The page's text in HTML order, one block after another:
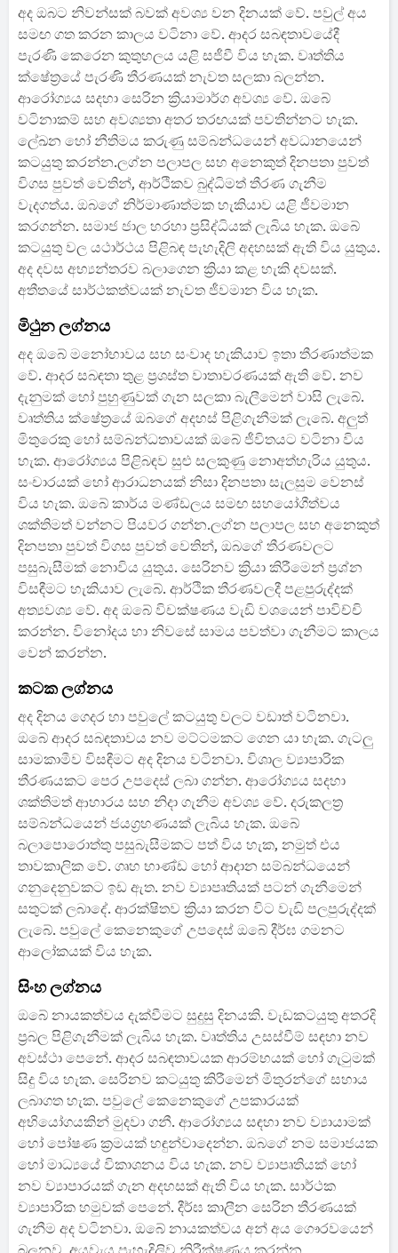
අද ඔබට නිවන්සක් බවක් අවශ්‍ය වන දිනයක් වේ. පවුල් අය
සමඟ ගත කරන කාලය වටිනා වේ. ආදර සබඳතාවයේදී
පැරණි කෙරෙන කුතුහලය යළි සජීවී විය හැක. වෘත්තිය
ක්ෂේත්‍රයේ පැරණි තීරණයක් නැවත සලකා බලන්න.
ආරෝග්‍යය සදහා සෙරින ක්‍රියාමාර්ග අවශ්‍ය වේ. ඔබේ
වටිනාකම් සහ අවශ්‍යතා අතර තරඟයක් පවතින්නට හැක.
ලේඛන හෝ නීතිමය කරුණු සම්බන්ධයෙන් අවධානයෙන්
කටයුතු කරන්න.ලග්න පලාපල සහ අනෙකුත් දිනපතා පුවත්
විගස පුවත් වෙතින්, ආර්ථිකව බුද්ධිමත් තීරණ ගැනීම
වැදගත්ය. ඔබගේ නිර්මාණාත්මක හැකියාව යළි ජීවමාන
කරගන්න. සමාජ ජාල හරහා ප්‍රසිද්ධියක් ලැබිය හැක. ඔබේ
කටයුතු වල යථාර්ථය පිළිබඳ පැහැදිලි අදහසක් ඇති විය යුතුය.
අද දවස අභ්‍යන්තරව බලාගෙන ක්‍රියා කළ හැකි දවසක්.
අතීතයේ සාර්ථකත්වයක් නැවත ජීවමාන විය හැක.
මිථුන ලග්නය
අද ඔබේ මනෝභාවය සහ සංවාද හැකියාව ඉතා තීරණාත්මක
වේ. ආදර සබඳතා තුළ ප්‍රශස්ත වාතාවරණයක් ඇති වේ. නව
දැනුමක් හෝ පුහුණුවක් ගැන සලකා බැලීමෙන් වාසි ලැබේ.
වෘත්තිය ක්ෂේත්‍රයේ ඔබගේ අදහස් පිළිගැනීමක් ලැබේ. අලුත්
මිතුරෙකු හෝ සම්බන්ධතාවයක් ඔබේ ජීවිතයට වටිනා විය
හැක. ආරෝග්‍යය පිළිබඳව සුළු සලකුණු නොඅත්හැරිය යුතුය.
සංචාරයක් හෝ ආරාධනයක් නිසා දිනපතා සැලසුම වෙනස්
විය හැක. ඔබේ කාර්ය මණ්ඩලය සමඟ සහයෝගීත්වය
ශක්තිමත් වන්නට පියවර ගන්න.ලග්න පලාපල සහ අනෙකුත්
දිනපතා පුවත් විගස පුවත් වෙතින්, ඔබගේ තීරණවලට
පසුබැසීමක් නොවිය යුතුය. සෙරිනව ක්‍රියා කිරීමෙන් ප්‍රශ්න
විසඳීමට හැකියාව ලැබේ. ආර්ථික තීරණවලදී පළපුරුද්දක්
අත්‍යවශ්‍ය වේ. අද ඔබේ විචක්ෂණය වැඩි වශයෙන් පාවිච්චි
කරන්න. විනෝදය හා නිවසේ සාමය පවත්වා ගැනීමට කාලය
වෙන් කරන්න.
කටක ලග්නය
අද දිනය ගෙදර හා පවුලේ කටයුතු වලට වඩාත් වටිනවා.
ඔබේ ආදර සබඳතාවය නව මට්ටමකට ගෙන යා හැක. ගැටලු
සාමකාමීව විසඳීමට අද දිනය වටිනවා. විශාල ව්‍යාපාරික
තීරණයකට පෙර උපදෙස් ලබා ගන්න. ආරෝග්‍යය සදහා
ශක්තිමත් ආහාරය සහ නිදා ගැනීම අවශ්‍ය වේ. දරුකලත්‍ර
සම්බන්ධයෙන් ජයග්‍රහණයක් ලැබිය හැක. ඔබේ
බලාපොරොත්තු පසුබැසීමකට පත් විය හැක, නමුත් එය
තාවකාලික වේ. ගෘහ භාණ්ඩ හෝ ආදාන සම්බන්ධයෙන්
ගනුදෙනුවකට ඉඩ ඇත. නව ව්‍යාපෘතියක් පටන් ගැනීමෙන්
සතුටක් ලබාදේ. ආරක්ෂිතව ක්‍රියා කරන විට වැඩි පලපුරුද්දක්
ලැබේ. පවුලේ කෙනෙකුගේ උපදෙස් ඔබේ දීර්ඝ ගමනට
ආලෝකයක් විය හැක.
සිංහ ලග්නය
ඔබේ නායකත්වය දැක්වීමට සුදුසු දිනයකි. වැඩකටයුතු අතරදි
ප්‍රබල පිළිගැනීමක් ලැබිය හැක. වෘත්තිය උසස්වීම් සඳහා නව
අවස්ථා පෙනේ. ආදර සබඳතාවයක ආරම්භයක් හෝ ගැටුමක්
සිදු විය හැක. සෙරිනව කටයුතු කිරීමෙන් මිතුරන්ගේ සහාය
ලබාගත හැක. පවුලේ කෙනෙකුගේ උපකාරයක්
අභියෝගයකින් මුදවා ගනී. ආරෝග්‍යය සඳහා නව ව්‍යායාමක්
හෝ පෝෂණ ක්‍රමයක් හඳුන්වාදෙන්න. ඔබගේ නම සමාජයක
හෝ මාධ්‍යයේ විකාශනය විය හැක. නව ව්‍යාපෘතියක් හෝ
නව ව්‍යාපාරයක් ගැන අදහසක් ඇති විය හැක. සාර්ථක
ව්‍යාපාරික හමුවක් පෙනේ. දීර්ඝ කාලීන සෙරින තීරණයක්
ගැනීම අද වටිනවා. ඔබේ නායකත්වය අන් අය ගෞරවයෙන්